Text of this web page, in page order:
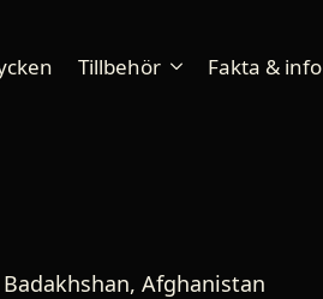
Tillbehör Fakta & info
Afghanistan